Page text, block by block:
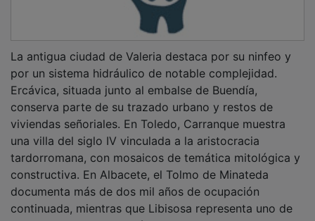
por un sistema hidráulico de notable complejidad.
Ercávica, situada junto al embalse de Buendía,
conserva parte de su trazado urbano y restos de
viviendas señoriales. En Toledo, Carranque muestra
una villa del siglo IV vinculada a la aristocracia
tardorromana, con mosaicos de temática mitológica y
constructiva. En Albacete, el Tolmo de Minateda
documenta más de dos mil años de ocupación
continuada, mientras que Libisosa representa uno de
los enclaves militares más relevantes del periodo